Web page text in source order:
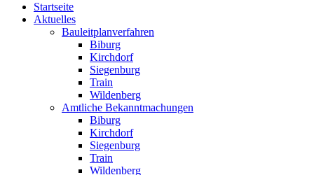
Startseite
Aktuelles
Bauleitplanverfahren
Biburg
Kirchdorf
Siegenburg
Train
Wildenberg
Amtliche Bekanntmachungen
Biburg
Kirchdorf
Siegenburg
Train
Wildenberg